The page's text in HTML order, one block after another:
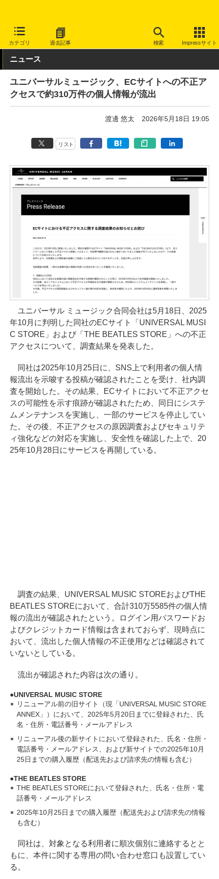
カテゴリ 過去記事 検索 Impressサイト
INTERNET Watch トピック インシデント/サイ
ニュース
ユニバーサルミュージック、ECサイトへの不正ア
クセスで約310万件の個人情報が流出
渡邊 悠太 2026年5月18日 19:05
リスト
ユニバーサル ミュージック合同会社は5月18日、2025
年10月に判明した同社のECサイト「UNIVERSAL MUSI
C STORE」および「THE BEATLES STORE」への不正
アクセスについて、調査結果を発表した。
同社は2025年10月25日に、SNS上で利用者の個人情
報流出を示唆する投稿が確認されたことを受け、社内調
査を開始した。その結果、ECサイトにおいて不正アクセ
スの可能性を示す痕跡が確認されたため、同日にシステ
ムメンテナンスを実施し、一部のサービスを停止してい
た。その後、不正アクセスの原因調査およびセキュリテ
ィ強化などの対応を実施し、安全性を確認した上で、20
25年10月28日にサービスを再開している。
調査の結果、UNIVERSAL MUSIC STOREおよびTHE
BEATLES STOREにおいて、合計310万5585件の個人情
報の流出が確認されたという。ログイン用パスワードお
よびクレジットカード情報は含まれておらず、現時点に
おいて、流出した個人情報の不正使用などは確認されて
いないとしている。
流出が確認された内容は次の通り。
UNIVERSAL MUSIC STORE
リニューアル前の旧サイト（現「UNIVERSAL MUSIC STORE
ANNEX」）において、2025年5月20日までに登録された、氏
名・住所・電話番号・メールアドレス
リニューアル後の新サイトにおいて登録された、氏名・住所・
電話番号・メールアドレス、および新サイトでの2025年10月
25日までの購入履歴（配送先および請求先の情報も含む）
THE BEATLES STORE
THE BEATLES STOREにおいて登録された、氏名・住所・電
話番号・メールアドレス
2025年10月25日までの購入履歴（配送先および請求先の情報
も含む）
同社は、対象となる利用者に順次個別に連絡するとと
もに、本件に関する専用の問い合わせ窓口も設置してい
る。